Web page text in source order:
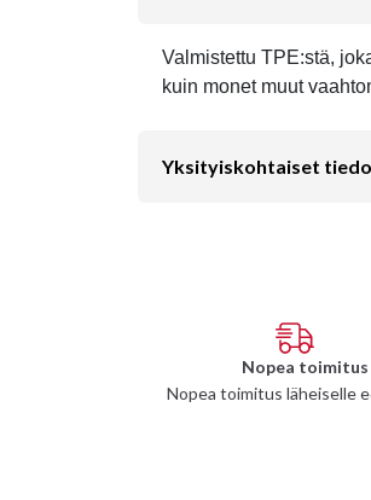
Valmistettu TPE:stä,
kuin monet muut
Yksityiskohtaiset
Nopea toimitus
Nopea toimitus läheiselle